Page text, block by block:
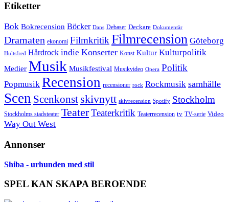
Etiketter
Bok Bokrecension Böcker Dans Debaser Deckare Dokumentär
Dramaten ekonomi Filmkritik Filmrecension Göteborg
Hultsfred Hårdrock indie Konserter Konst Kultur Kulturpolitik
Medier Musik Musikfestival Musikvideo Opera Politik
Popmusik Recension recensioner rock Rockmusik samhälle
Scen Scenkonst skivnytt skivrecension Spotify Stockholm
Stockholms stadsteater TeaterTeaterkritik Teaterrecension tv TV-serie Video
Way Out West
Annonser
Shiba - urhunden med stil
SPEL KAN SKAPA BEROENDE